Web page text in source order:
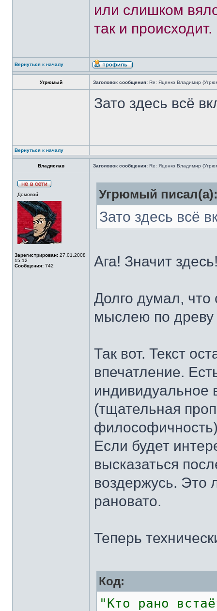
или слишком
так и происходит.
Вернуться к началу
Угрюмый Заголовок сообщения: Re: Яценко Владимир
Зато здесь всё
Вернуться к началу
Владислав Заголовок сообщения: Re: Яценко Владимир
Домовой
Зарегистрирован: 27.01.2008
15:12
Сообщения: 742
Угрюмый
Зато здесь всё
Ага! Значит
Долго думал, что
мыслею по древу
Так вот. Текст
впечатление.
индивидуальное
(тщательная
Если будет
высказаться
воздержусь. Это
рановато.
Теперь
Код:
"Кто рано